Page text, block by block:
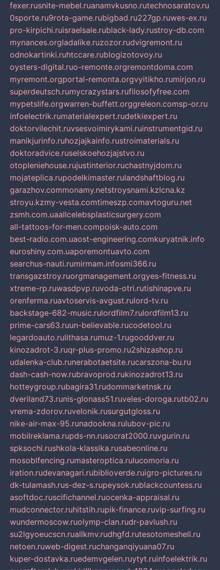
fexer.rusnite-mebel.ruanamvkusno.rutechnosaratov.ru
0sporte.ru9rota-game.rubigbad.ru227gp.ruwes-ex.ru
pro-kirpichi.ruisraelsale.rublack-lady.rustroy-db.com
mynances.orgladalike.ruzozor.rudvigremont.ru
odnokartinki.ruhtccare.rublogizotovoy.ru
oysters-digital.ruo-remonte.orgremontdoma.com
myremont.orgportal-remonta.orgvyitikho.rumirjon.ru
superdeutsch.rumycrazystars.rufilosofyfree.com
mypetslife.orgwarren-buffett.orggreleon.comsp-or.ru
infoelectrik.rumaterialexpert.rudetkiexpert.ru
doktorvilechit.ruvsesvoimirykami.ruinstrumentgid.ru
manikjurinfo.ruhozjajkainfo.rustroimaterials.ru
doktoradvice.ruselskoehozjajstvo.ru
otopleniehouse.rujustinterior.ruchastnyjdom.ru
mojateplica.rupodelkimaster.rulandshaftblog.ru
garazhov.commonamy.netstroysnami.kzlcna.kz
stroyu.kzmy-vesta.comtimeszp.comavtoguru.net
zsmh.com.uaallcelebsplasticsurgery.com
all-tattoos-for-men.compoisk-auto.com
best-radio.com.uaost-engineering.comkuryatnik.info
euroshiny.com.uaporemontuavto.com
searchus-nauti.rumirmam.infosmi366.ru
transgazstroy.ruorgmanagement.orgyes-fitness.ru
xtreme-rp.ruwasdpvp.ruvoda-otri.rutishinapve.ru
orenferma.ruavtoservis-avgust.rulord-tv.ru
backstage-682-music.rulordfilm7.rulordfilm13.ru
prime-cars63.ruun-believable.rucodetool.ru
legardoauto.rulithasa.rumuz-1.rugooddver.ru
kinozadrot-3.ruqr-plus-promo.ru2shizashop.ru
udalenka-club.runerabotaetsite.rucarszona-bu.ru
dash-cash-now.rubravoprod.rukinozadrot13.ru
hotteygroup.rubagira31.rudommarketnsk.ru
dveriland73.runis-glonass51.ruveles-doroga.rutb02.ru
vrema-zdorov.ruvelonik.rusurgutgloss.ru
nike-air-max-95.runadookna.rulubov-pic.ru
mobilreklama.rupds-nn.rusocrat2000.ruvgurin.ru
spksochi.rushkola-klassika.rusabeonline.ru
mosoblfencing.rumasteroptica.rulucomoria.ru
iration.rudevanagari.rubiblioverde.ruigro-pictures.ru
dk-tulamash.rus-dez-s.rupeysok.rublackcountess.ru
asoftdoc.ruscifichannel.ruocenka-appraisal.ru
mudconnector.ruhitstih.rupik-finance.ruvip-surfing.ru
wundermoscow.ruolymp-clan.rudr-pavlush.ru
su2lgyoeucscn.ruallkmv.rudhgfd.rutesotomeshell.ru
netoen.ruweb-digest.ruchanganqiyuana07.ru
kuper-dostavka.ruedemvgelen.ruytyt.ruinfoelektrik.ru